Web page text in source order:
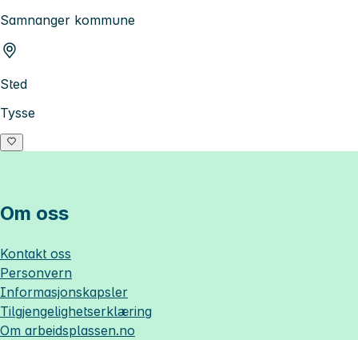
Samnanger kommune
Sted
Tysse
Om oss
Kontakt oss
Personvern
Informasjonskapsler
Tilgjengelighetserklæring
Om arbeidsplassen.no